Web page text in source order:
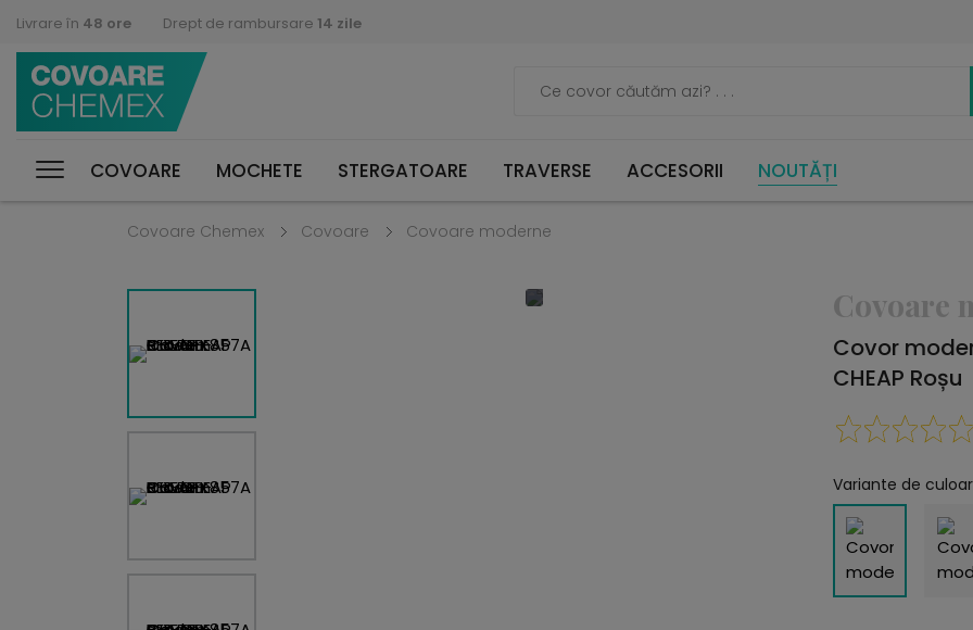
Livrare în 48 ore Drept de rambursare 14 zile
COVOARE MOCHETE STERGATOARE TRAVERSE ACCESORII NOUTĂȚI
Covoare Chemex Covoare Covoare moderne
Covoare
Covor
CHEAP Roșu
Variante de